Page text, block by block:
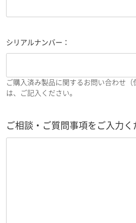
シリアルナンバー：
ご購入済み製品に関するお問い合わせ（
は、ご記入ください。
ご相談・ご質問事項をご入力く